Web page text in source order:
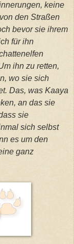
keine
den Straßen
bevor sie ihrem
für ihn
ihn zu retten,
wo sie sich
Das, was Kaaya
an das sie
sie
sich selbst
es um den
ganz